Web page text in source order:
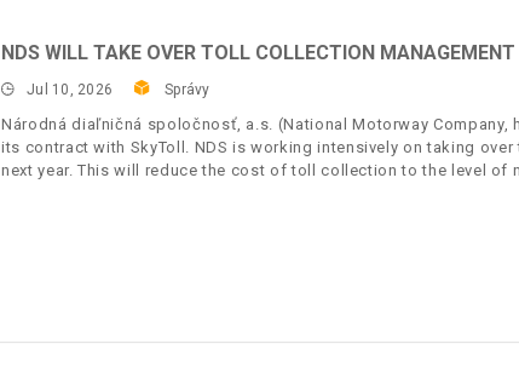
NDS WILL TAKE OVER TOLL COLLECTION
Jul 10, 2026 Správy
Národná diaľničná spoločnosť, a.s. (National Motorway Company,
its contract with SkyToll. NDS is working intensively on taking
next year. This will reduce the cost of toll collection to the level of